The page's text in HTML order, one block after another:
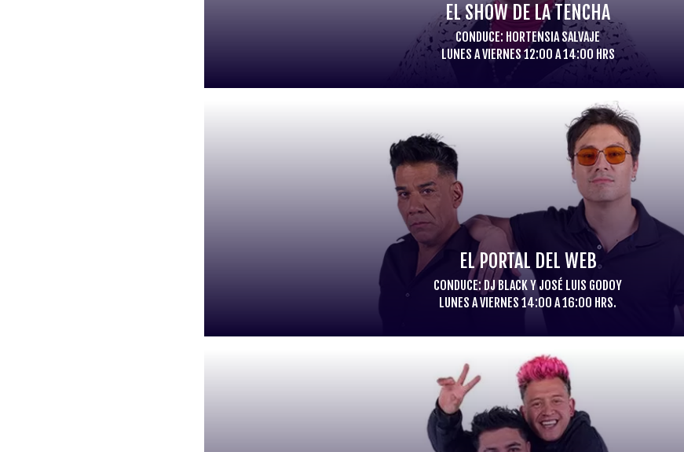
EL SHOW DE LA TENCHA
CONDUCE: HORTENSIA SALVAJE
LUNES A VIERNES 12:00 A 14:00 HRS
EL PORTAL DEL WEB
CONDUCE: DJ BLACK Y JOSÉ LUIS GODOY
LUNES A VIERNES 14:00 A 16:00 HRS.